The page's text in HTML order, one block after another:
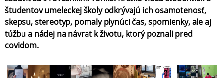
študentov umeleckej školy odkrývajú ich osamotenosť,
skepsu, stereotyp, pomaly plynúci čas, spomienky, ale aj
túžbu a nádej na návrat k životu, ktorý poznali pred
covidom.